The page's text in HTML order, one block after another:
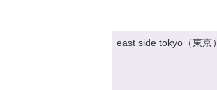
east side tokyo（東京）